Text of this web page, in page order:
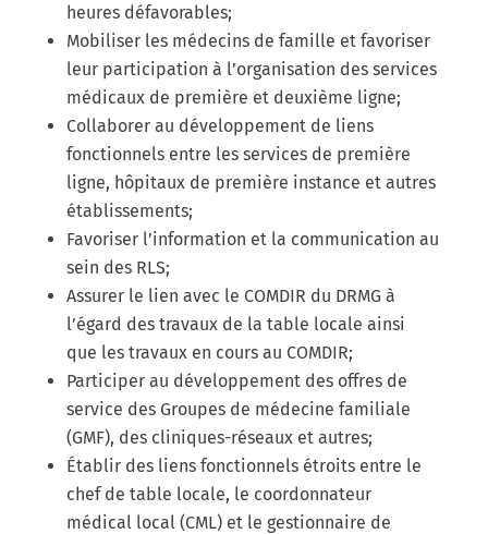
heures défavorables;
Mobiliser les médecins de famille et favoriser
leur participation à l’organisation des services
médicaux de première et deuxième ligne;
Collaborer au développement de liens
fonctionnels entre les services de première
ligne, hôpitaux de première instance et autres
établissements;
Favoriser l’information et la communication au
sein des RLS;
Assurer le lien avec le COMDIR du DRMG à
l’égard des travaux de la table locale ainsi
que les travaux en cours au COMDIR;
Participer au développement des offres de
service des Groupes de médecine familiale
(GMF), des cliniques-réseaux et autres;
Établir des liens fonctionnels étroits entre le
chef de table locale, le coordonnateur
médical local (CML) et le gestionnaire de